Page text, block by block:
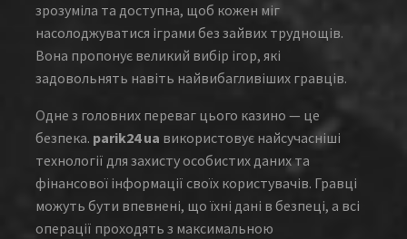
зрозуміла та доступна, щоб кожен міг
насолоджуватися іграми без зайвих труднощів.
Вона пропонує великий вибір ігор, які
задовольнять навіть найвибагливіших гравців.
Одне з головних переваг цього казино — це
безпека. parik24 ua використовує найсучасніші
технології для захисту особистих даних та
фінансової інформації своїх користувачів. Гравці
можуть бути впевнені, що їхні дані в безпеці, а всі
операції проходять з максимальною